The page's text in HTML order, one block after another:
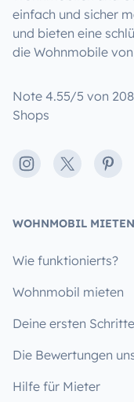
einfach und sicher
und bieten eine
die Wohnmobile
Note 4.55/5 von
Shops
Instagram
X
WOHNMOBIL MIETEN
Wie funktionierts?
Wohnmobil mieten
Deine ersten
Die Bewertungen
Hilfe für Mieter